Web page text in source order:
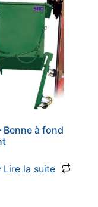
Benne à fond
Lire la suite